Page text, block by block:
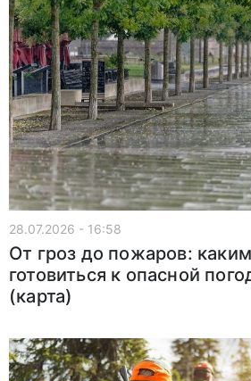
28.07.2026 - 16:58
От гроз до пожаров:
готовиться к опасной
(карта)